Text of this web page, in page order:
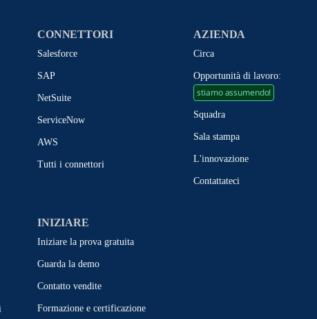
CONNETTORI
Salesforce
SAP
NetSuite
ServiceNow
AWS
Tutti i connettori
AZIENDA
Circa
Opportunità di lavoro:
stiamo assumendo!
Squadra
Sala stampa
L'innovazione
Contattateci
INIZIARE
Iniziare la prova gratuita
Guarda la demo
Contatto vendite
Formazione e certificazione